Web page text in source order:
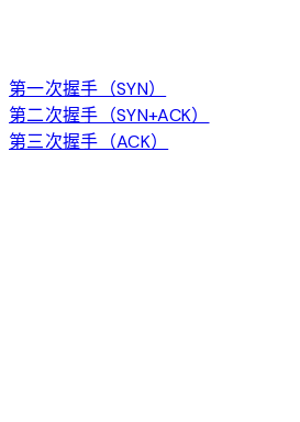
第一次握手（SYN）
第二次握手（SYN+ACK）
第三次握手（ACK）